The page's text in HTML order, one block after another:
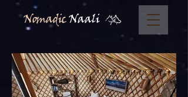
NomadicNaali